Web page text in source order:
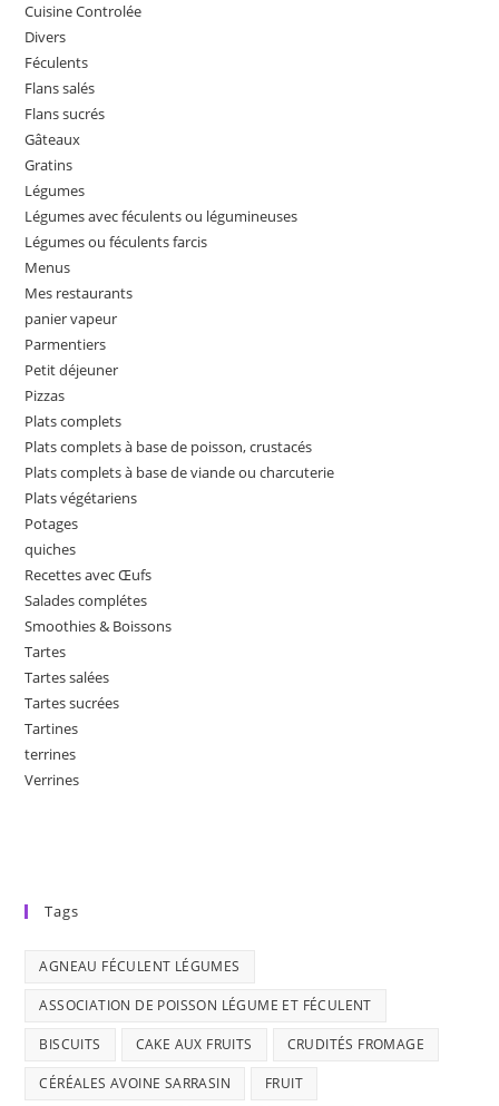
Cuisine Controlée
Divers
Féculents
Flans salés
Flans sucrés
Gâteaux
Gratins
Légumes
Légumes avec féculents ou légumineuses
Légumes ou féculents farcis
Menus
Mes restaurants
panier vapeur
Parmentiers
Petit déjeuner
Pizzas
Plats complets
Plats complets à base de poisson, crustacés
Plats complets à base de viande ou charcuterie
Plats végétariens
Potages
quiches
Recettes avec Œufs
Salades complétes
Smoothies & Boissons
Tartes
Tartes salées
Tartes sucrées
Tartines
terrines
Verrines
Tags
AGNEAU FÉCULENT LÉGUMES
ASSOCIATION DE POISSON LÉGUME ET FÉCULENT
BISCUITS CAKE AUX FRUITS CRUDITÉS FROMAGE
CÉRÉALES AVOINE SARRASIN FRUIT